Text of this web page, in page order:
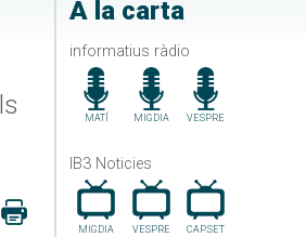
A la carta
informatius ràdio
MATÍ MIGDIA VESPRE
IB3 Noticies
MIGDIA VESPRE CAP.SET